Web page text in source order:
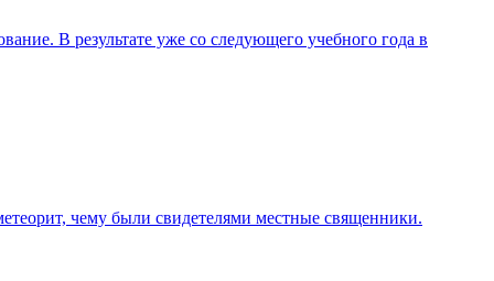
В результате уже со следующего учебного года в
чему были свидетелями местные священники.